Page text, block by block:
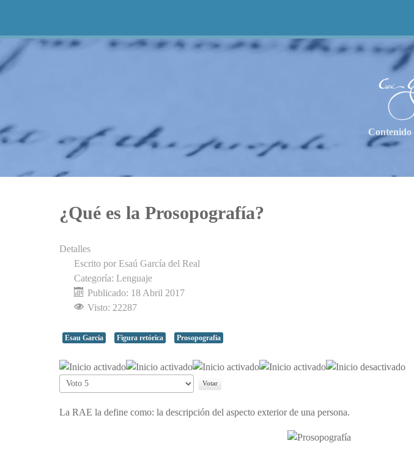
Contenido
¿Qué es la Prosopografía?
Detalles
Escrito por Esaú García del Real
Categoría: Lenguaje
Publicado: 18 Abril 2017
Visto: 22287
Esau Garcia Figura retórica Prosopografía
Ratio:4/5
Por
favor,
vote
La RAE la define como: la descripción del aspecto exterior de una persona.